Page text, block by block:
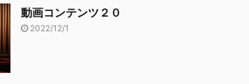
動画コンテンツ２０
2022/12/1